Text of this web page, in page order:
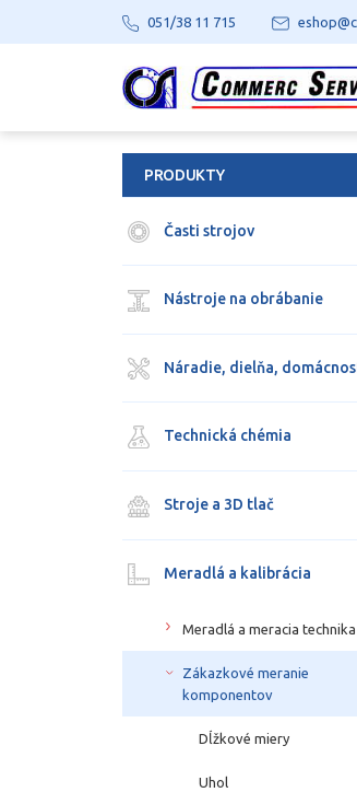
PRODUKTY
Časti strojov
Nástroje na obrábanie
Náradie, dielňa,
Technická chémia
Stroje a 3D tlač
Meradlá a kalibrácia
Meradlá a meracia technika
Zákazkové meranie
komponentov
Dĺžkové miery
Uhol
051/38 11 715